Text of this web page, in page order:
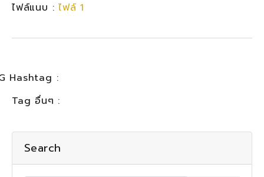
ไฟล์แนบ :ไฟล์ 1
Hashtag :
Tag อื่นๆ :
Search